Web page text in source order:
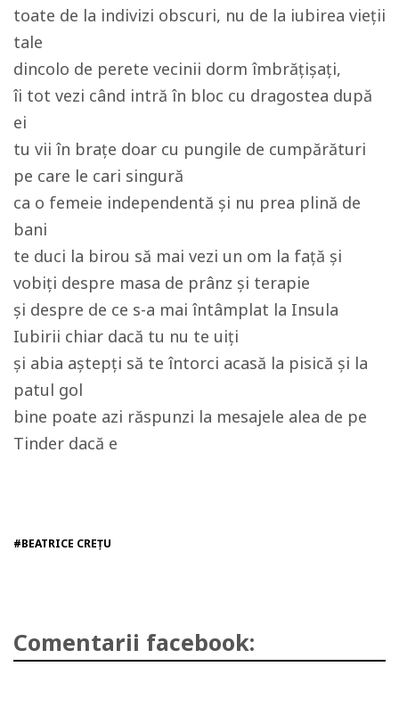
toate de la indivizi obscuri, nu de la iubirea vieții
tale
dincolo de perete vecinii dorm îmbrățișați,
îi tot vezi când intră în bloc cu dragostea după
ei
tu vii în brațe doar cu pungile de cumpărături
pe care le cari singură
ca o femeie independentă și nu prea plină de
bani
te duci la birou să mai vezi un om la față și
vobiți despre masa de prânz și terapie
și despre de ce s-a mai întâmplat la Insula
Iubirii chiar dacă tu nu te uiți
și abia aștepți să te întorci acasă la pisică și la
patul gol
bine poate azi răspunzi la mesajele alea de pe
Tinder dacă e
#BEATRICE CREȚU
Comentarii facebook: